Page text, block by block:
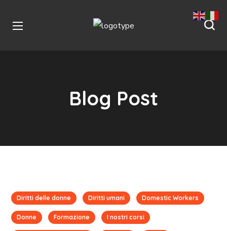
Blog Post
Diritti delle donne Diritti umani Domestic Workers
Donne Formazione I nostri corsi